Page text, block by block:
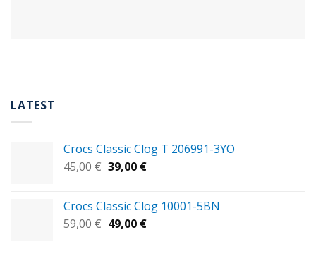
LATEST
Crocs Classic Clog T 206991-3YΟ
45,00€ Original
45,00 €.
39,00 €Η
είναι:
39,00 €.
Crocs Classic Clog 10001-5BN
59,00€ Original
49,00 €Η